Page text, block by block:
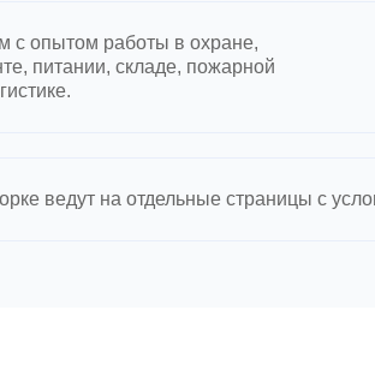
с опытом работы в охране,
питании, складе, пожарной
ведут на отдельные страницы с